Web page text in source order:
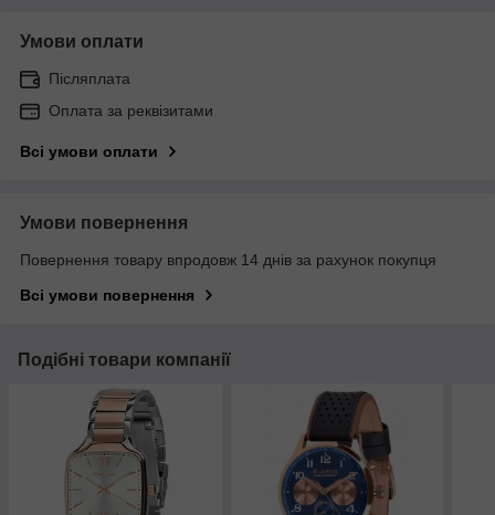
Умови оплати
Післяплата
Оплата за реквізитами
Всі умови оплати
Умови повернення
Повернення товару впродовж 14 днів за рахунок покупця
Всі умови повернення
Подібні товари компанії